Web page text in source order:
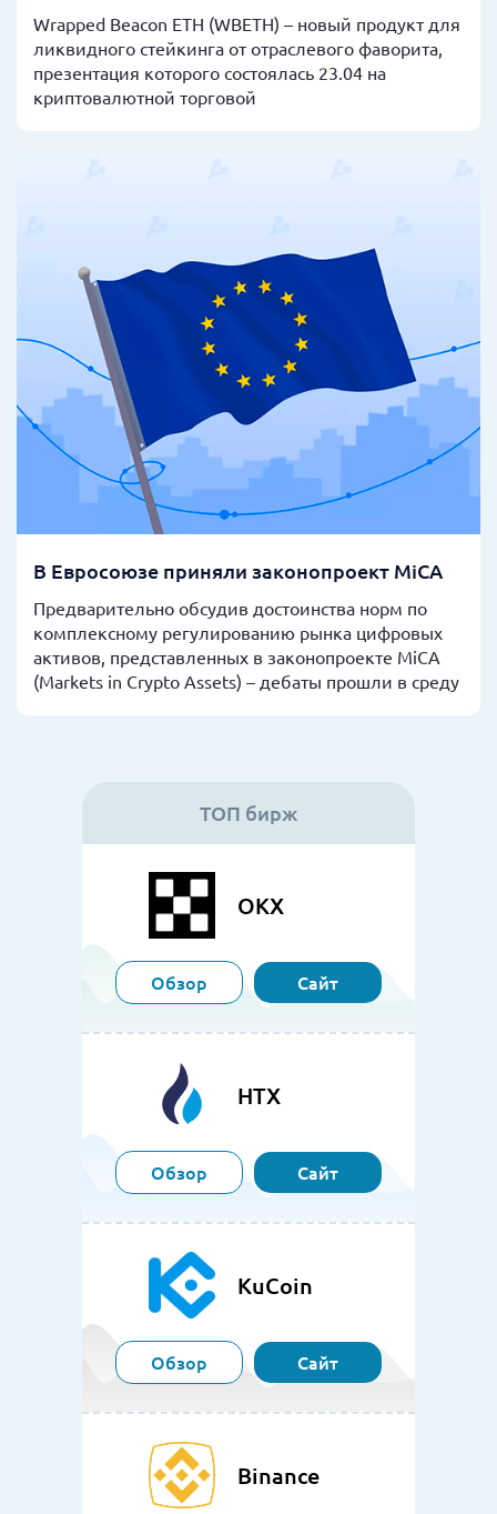
Wrapped Beacon ETH (WBETH) – новый продукт для
ликвидного стейкинга от отраслевого фаворита,
презентация которого состоялась 23.04 на
криптовалютной торговой
В Евросоюзе приняли законопроект MiCA
Предварительно обсудив достоинства норм по
комплексному регулированию рынка цифровых
активов, представленных в законопроекте MiCA
(Markets in Crypto Assets) – дебаты прошли в среду
ТОП бирж
OKX
Обзор Сайт
HTX
Обзор Сайт
KuCoin
Обзор Сайт
Binance